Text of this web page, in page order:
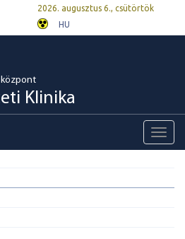
2026. augusztus 6., csütörtök
HU
központ
Klinika